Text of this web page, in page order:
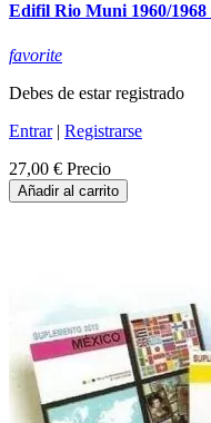
Edifil Rio Muni 1960/
favorite
Debes de estar registrado
Entrar| Registrarse
27,00 € Precio
Añadir al carrito